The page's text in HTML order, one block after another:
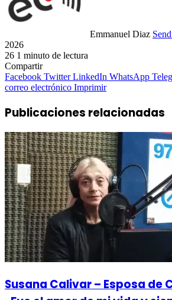
Emmanuel Diaz
2026
26 1 minuto de lectura
Compartir
Facebook Twitter LinkedIn WhatsApp
correo electrónico Imprimir
Publicaciones relacionadas
Susana Calivar – Esposa de